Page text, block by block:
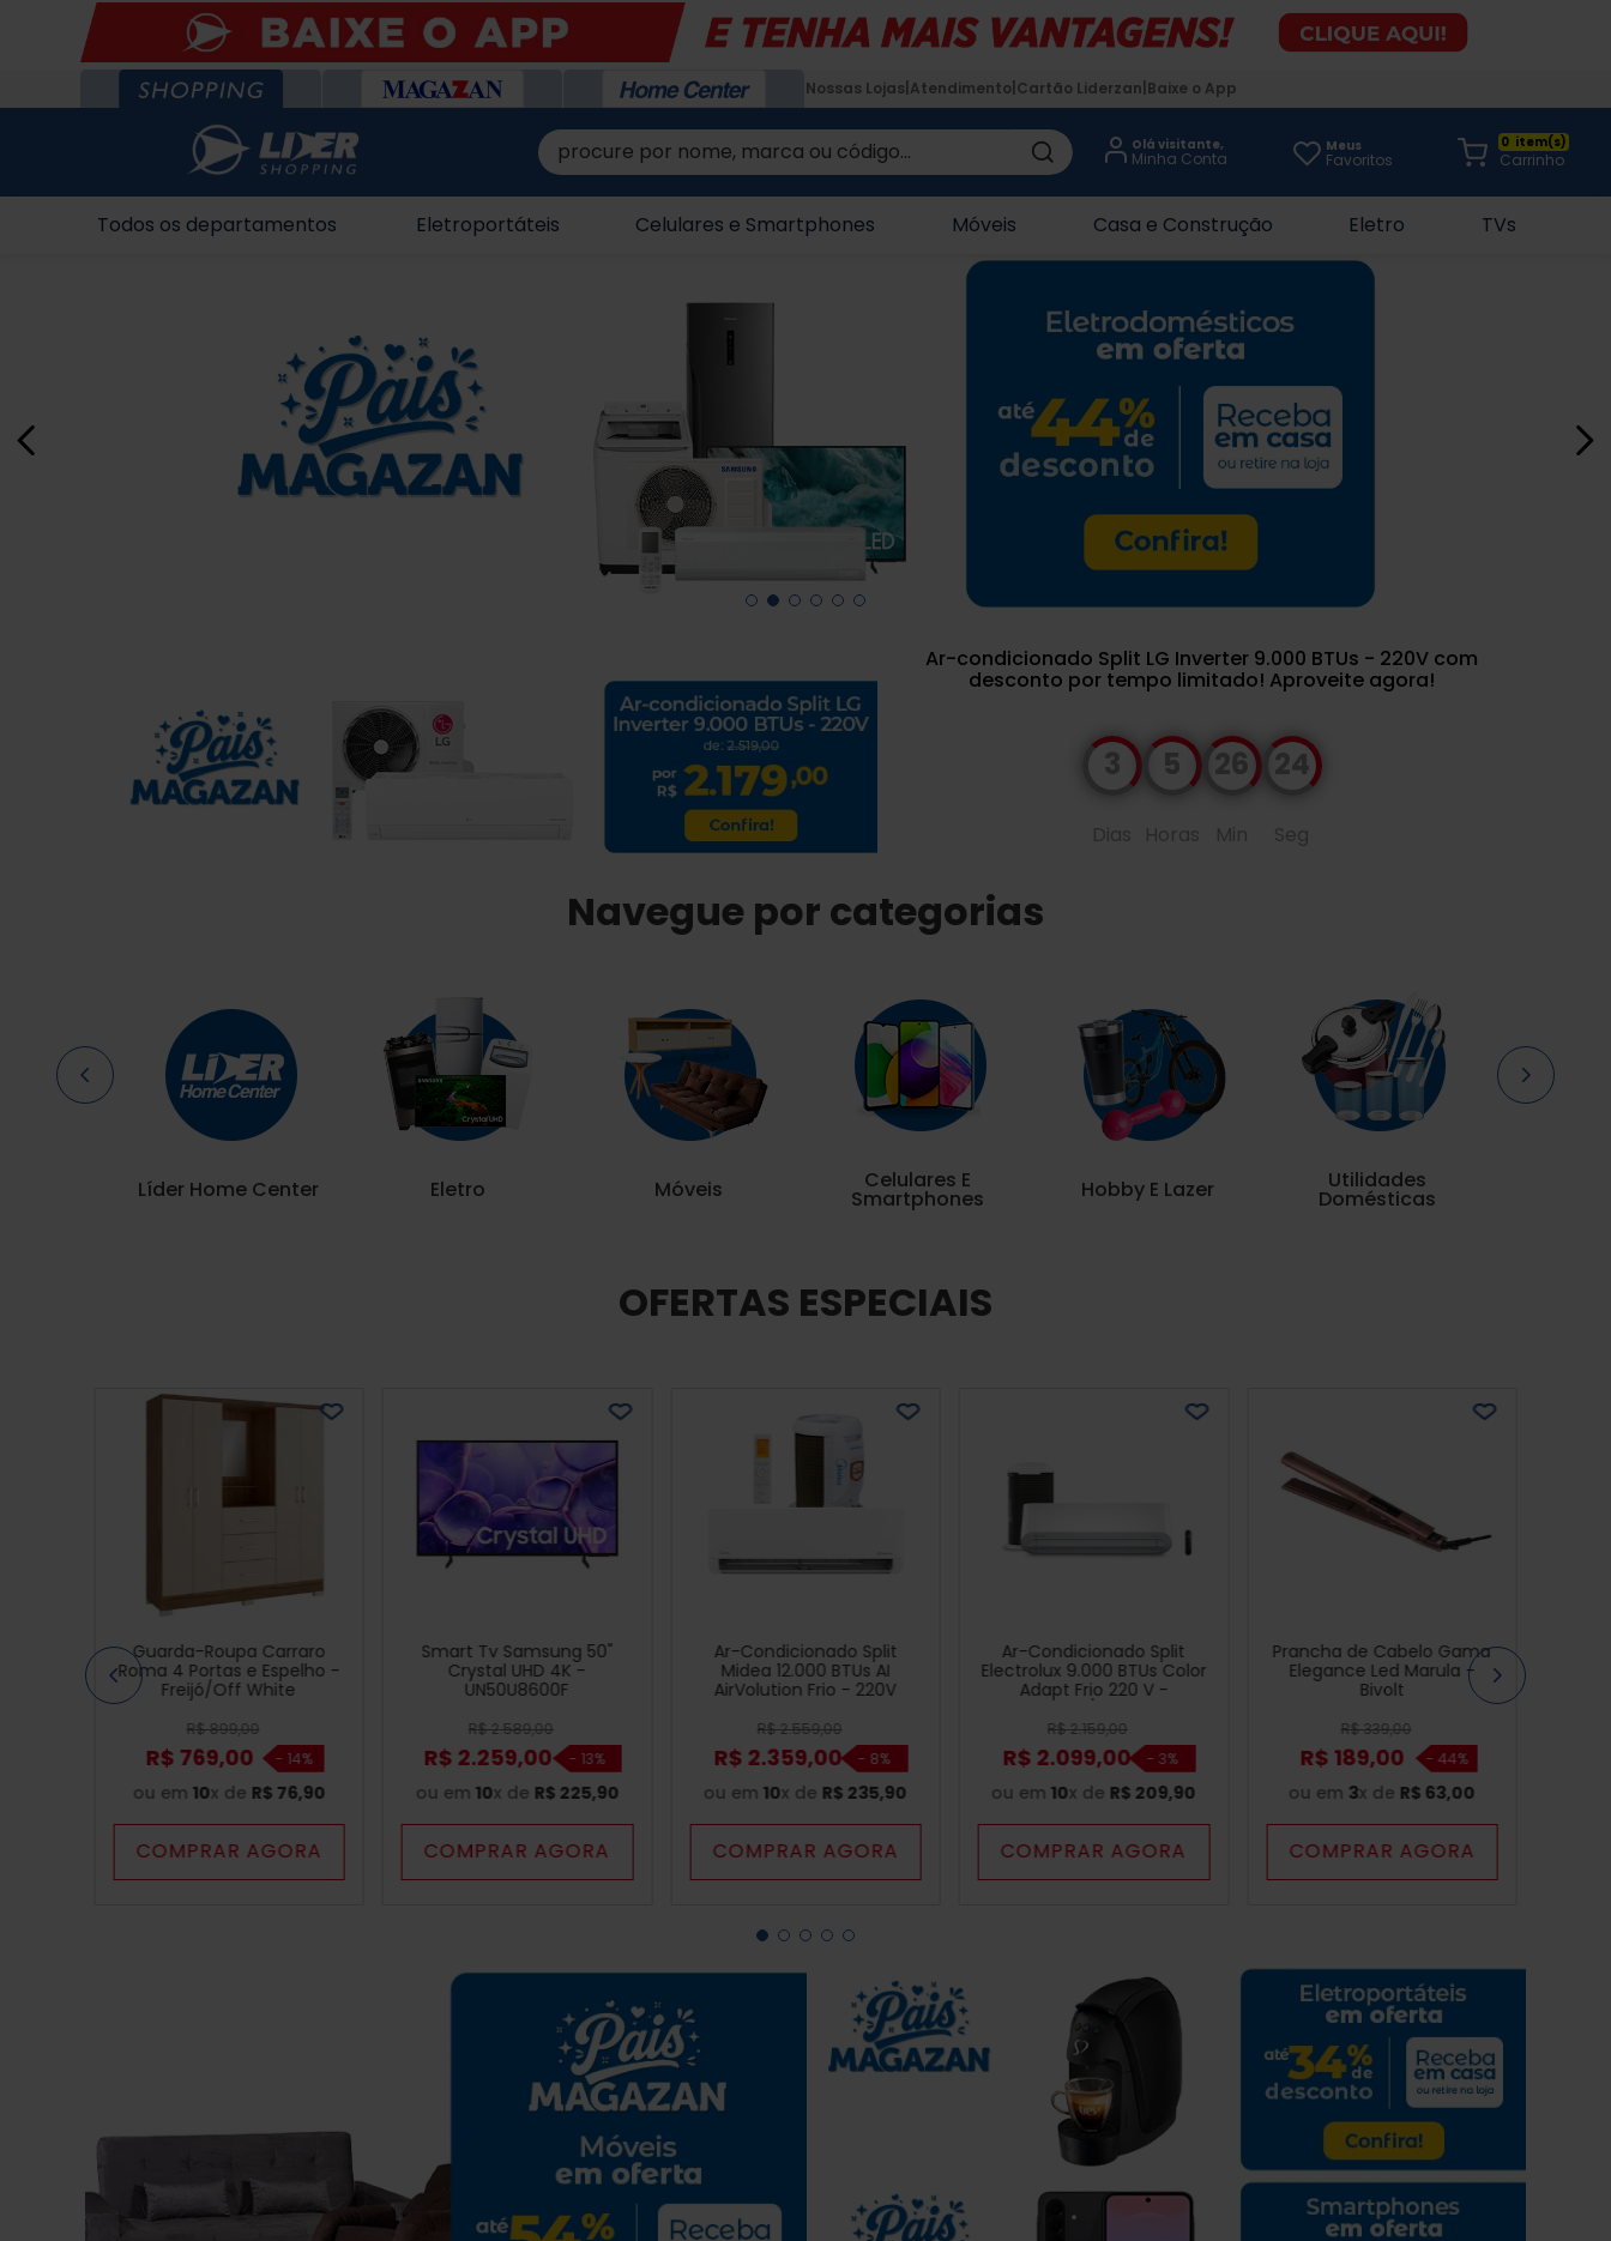
Nossas Lojas Atendimento Cartão Liderzan Baixe o App
procure por nome, marca ou código... Olá visitante, Meus
Favoritos
0
Todos os departamentos Eletroportáteis Celulares e Smartphones Móveis Casa e Construção Eletro TVs
Ar-condicionado Split LG Inverter 9.000 BTUs - 220V com
desconto por tempo limitado! Aproveite agora!
3
Dias
5
Horas
26
Min
23
Seg
Navegue por categorias
Líder Home Center Eletro Móveis Celulares E
Smartphones Hobby E Lazer Utilidades
Domésticas
OFERTAS ESPECIAIS
Guarda-Roupa Carraro
Roma 4 Portas e Espelho -
Freijó/Off White
R$899,00
R$ 769,00 - 14%
ou em 10x de R$ 76,90
COMPRAR AGORA
Smart Tv Samsung 50"
Crystal UHD 4K -
UN50U8600F
R$2.589,00
R$ 2.259,00 - 13%
ou em 10x de R$ 225,90
COMPRAR AGORA
Ar-Condicionado Split
Midea 12.000 BTUs AI
AirVolution Frio - 220V
R$2.559,00
R$ 2.359,00 - 8%
ou em 10x de R$ 235,90
COMPRAR AGORA
Ar-Condicionado Split
Electrolux 9.000 BTUs Color
Adapt Frio 220 V -
R$2.159,00
R$ 2.099,00 - 3%
ou em 10x de R$ 209,90
COMPRAR AGORA
Prancha de Cabelo Gama
Elegance Led Marula -
Bivolt
R$339,00
R$ 189,00 - 44%
ou em 3x de R$ 63,00
COMPRAR AGORA